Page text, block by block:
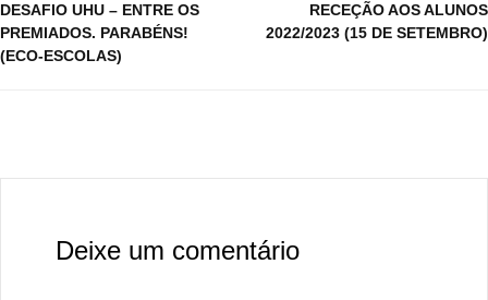
DESAFIO UHU – ENTRE OS
PREMIADOS. PARABÉNS!
(ECO-ESCOLAS)
RECEÇÃO AOS ALUNOS
2022/2023 (15 DE SETEMBRO)
Deixe um comentário